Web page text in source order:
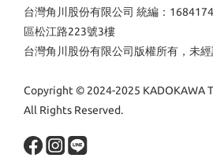
台灣角川股份有限公司 統編：
區松江路223號3樓
台灣角川股份有限公司版權所有，未
Copyright © 2024-2025 KADOKAWA
All Rights Reserved.